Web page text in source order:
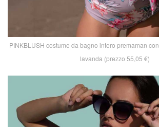
PINKBLUSH costume da bagno intero premaman
lavanda (prezzo 55,05 €)